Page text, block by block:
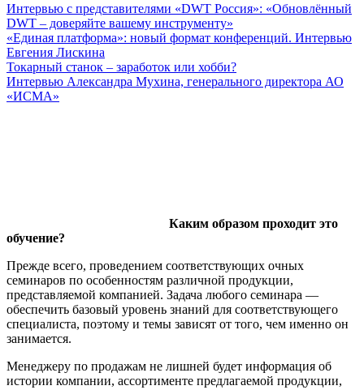
Интервью с представителями «DWT Россия»: «Обновлённый
DWT – доверяйте вашему инструменту»
«Единая платформа»: новый формат конференций. Интервью
Евгения Лискина
Токарный станок – заработок или хобби?
Интервью Александра Мухина, генерального директора АО
«ИСМА»
Каким образом проходит это
обучение?
Прежде всего, проведением соответствующих очных
семинаров по особенностям различной продукции,
представляемой компанией. Задача любого семинара —
обеспечить базовый уровень знаний для соответствующего
специалиста, поэтому и темы зависят от того, чем именно он
занимается.
Менеджеру по продажам не лишней будет информация об
истории компании, ассортименте предлагаемой продукции,